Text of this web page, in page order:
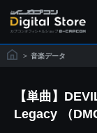
> 音楽データ
【単曲】
Legacy （